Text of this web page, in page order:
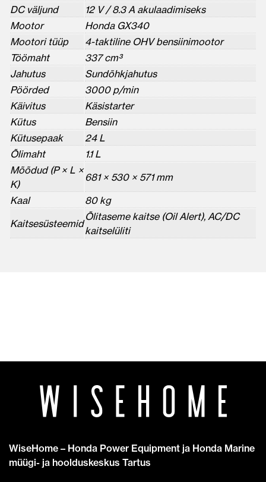
DC väljund
12 V / 8.3 A akulaadimiseks
Mootor
Honda GX340
Mootori tüüp
4-taktiline OHV bensiinimootor
Töömaht
337 cm³
Jahutus
Sundõhkjahutus
Pöörded
3000 p/min
Käivitus
Käsistarter
Kütus
Bensiin
Kütusepaak
24 L
Õlimaht
1.1 L
Mõõdud (P × L ×
K)
681 × 530 × 571 mm
Kaal
80 kg
Kaitsesüsteemid
Õlitaseme kaitse (Oil Alert), AC/DC
kaitselüliti
WiseHome – Honda Power Equipment ja Honda Marine
müügi- ja hoolduskeskus Tartus